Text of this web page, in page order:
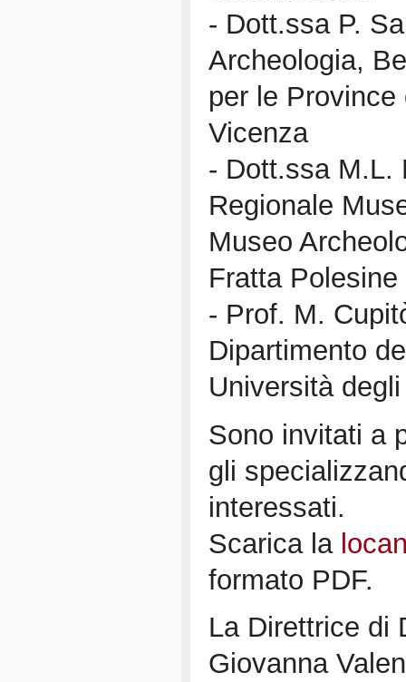
- Dott.ssa P.
Archeologia,
per le
Vicenza
- Dott.ssa M.L.
Regionale
Museo
Fratta Polesine
- Prof. M.
Dipartimento
Università
Sono invitati a
gli
interessati.
Scarica la
formato PDF.
La Direttrice di
Giovanna